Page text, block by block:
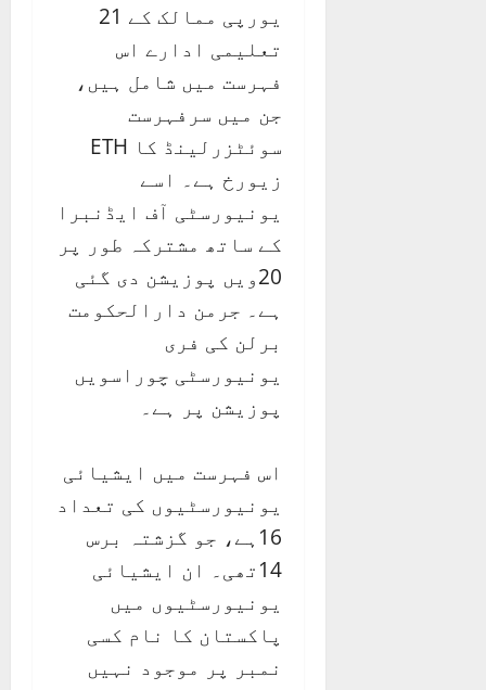
یورپی ممالک کے 21
تعلیمی ادارے اس
فہرست میں شامل ہیں،
جن میں سرفہرست
سوئٹزرلینڈ کا ETH
زیورخ ہے۔ اسے
یونیورسٹی آف ایڈنبرا
کے ساتھ مشترکہ طور پر
20ویں پوزیشن دی گئی
ہے۔ جرمن دارالحکومت
برلن کی فری
یونیورسٹی چوراسویں
پوزیشن پر ہے۔
اس فہرست میں ایشیائی
یونیورسٹیوں کی تعداد
16ہے، جو گزشتہ برس
14تھی۔ ان ایشیائی
یونیورسٹیوں میں
پاکستان کا نام کسی
نمبر پر موجود نہیں